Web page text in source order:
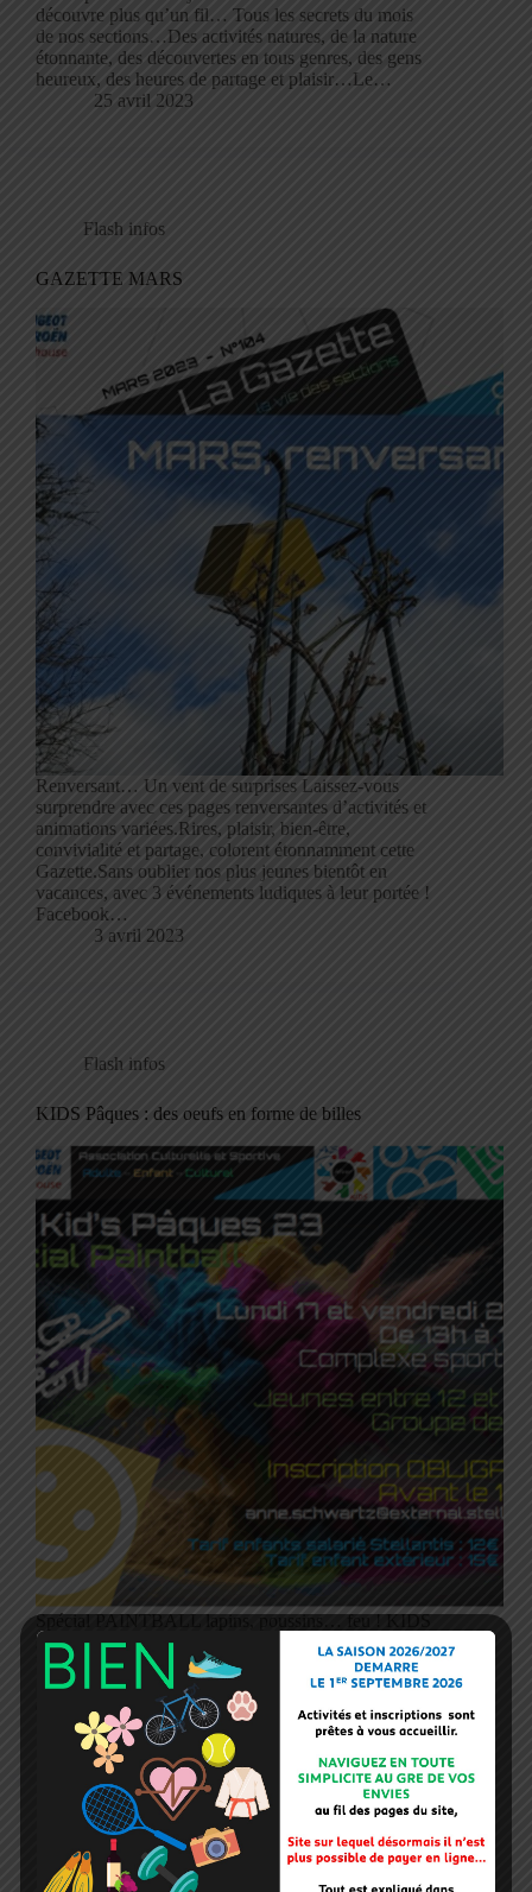
découvre plus qu’un fil… Tous les secrets du mois
de nos sections…Des activités natures, de la nature
étonnante, des découvertes en tous genres, des gens
heureux, des heures de partage et plaisir…Le…
25 avril 2023
Flash infos
GAZETTE MARS
Renversant… Un vent de surprises Laissez-vous
surprendre avec ces pages renversantes d’activités et
animations variées.Rires, plaisir, bien-être,
convivialité et partage, colorent étonnamment cette
Gazette.Sans oublier nos plus jeunes bientôt en
vacances, avec 3 événements ludiques à leur portée !
Facebook…
3 avril 2023
Flash infos
KIDS Pâques : des oeufs en forme de billes
Spécial PAINTBALL lapins, poussins… feu ! KIDS
spécial PAQUES : Partez à la chasse aux billes !
RDV le lundi 17 et vendredi 21 avril de 13h à 16h30
au complexe sportif ACS, pour 2 après-midi fun et
explosives !…
30 mars 2023
Flash infos